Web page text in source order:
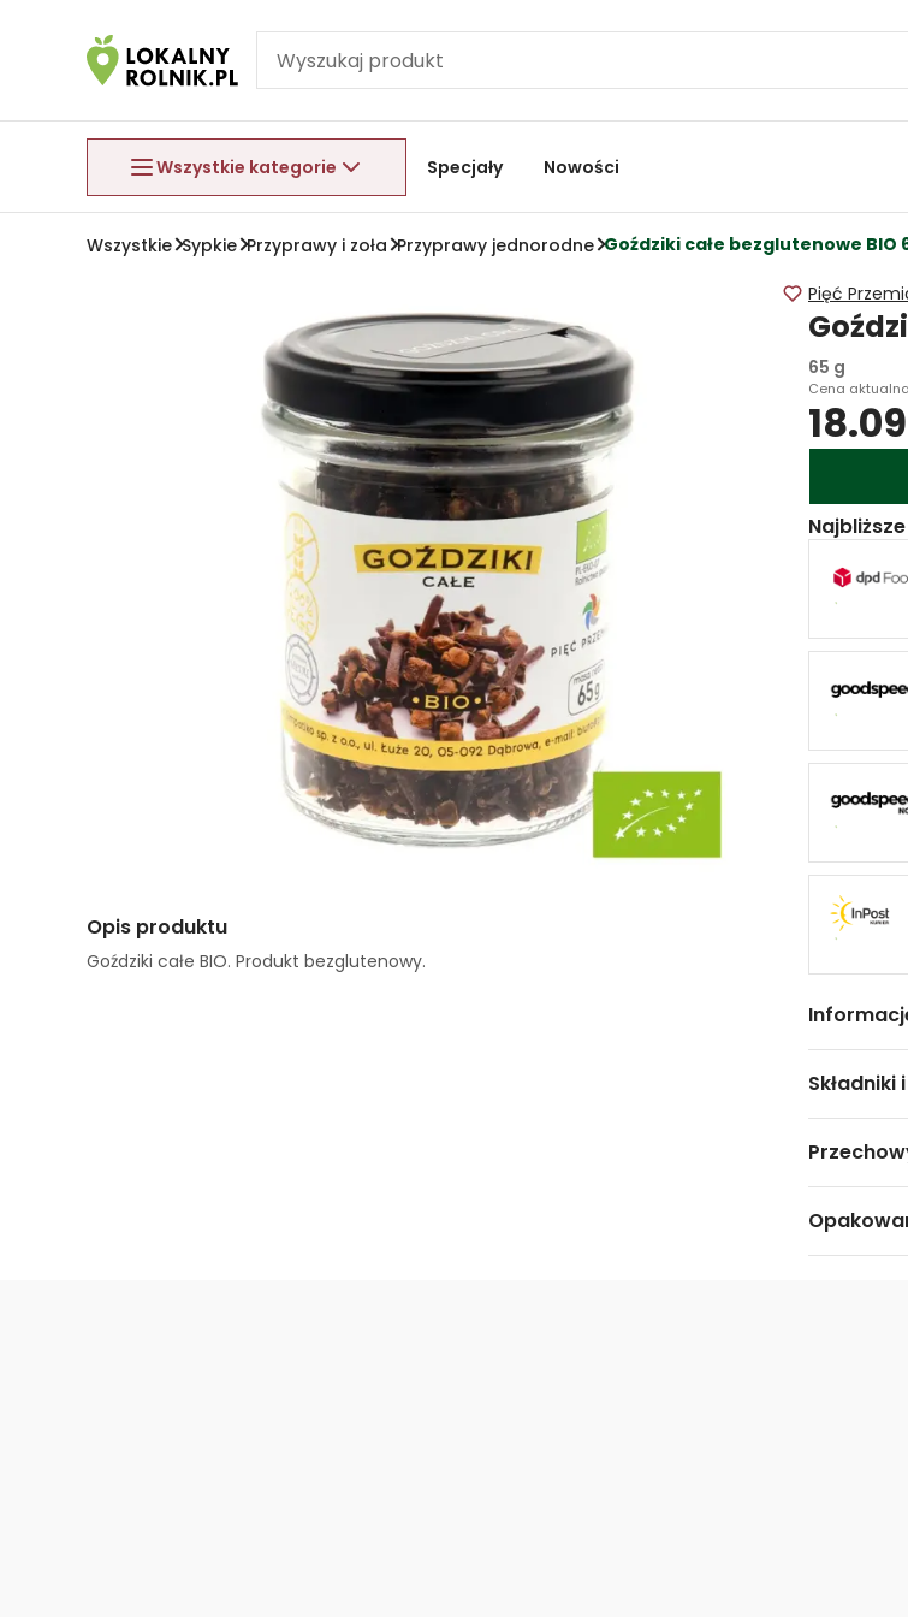
Wszystkie kategorie
Aby wyjść z menu, naciśnij przycisk Esc.
Specjały
Nowości
Wszystkie Sypkie Przyprawy i zoła Przyprawy jednorodne Goździki całe bezglutenowe BIO
Opis produktu
Goździki całe BIO. Produkt bezglutenowy.
Pięć
65 g
Cena aktualna
Składniki